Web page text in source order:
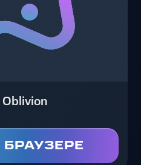
Oblivion
БРАУЗЕРЕ